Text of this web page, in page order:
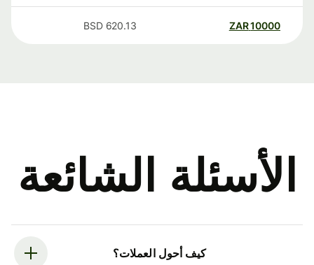
10000
ZAR
620.13
BSD
الأسئلة الشائعة
كيف أحول العملات؟